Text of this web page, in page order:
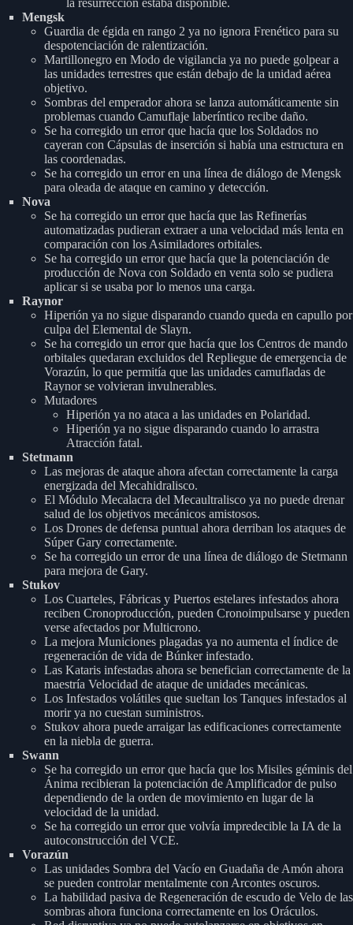
Mengsk
Guardia de égida en rango 2 ya no ignora Frenético para su
despotenciación de ralentización.
Martillonegro en Modo de vigilancia ya no puede golpear a
las unidades terrestres que están debajo de la unidad aérea
objetivo.
Sombras del emperador ahora se lanza automáticamente sin
problemas cuando Camuflaje laberíntico recibe daño.
Se ha corregido un error que hacía que los Soldados no
cayeran con Cápsulas de inserción si había una estructura en
las coordenadas.
Se ha corregido un error en una línea de diálogo de Mengsk
para oleada de ataque en camino y detección.
Nova
Se ha corregido un error que hacía que las Refinerías
automatizadas pudieran extraer a una velocidad más lenta en
comparación con los Asimiladores orbitales.
Se ha corregido un error que hacía que la potenciación de
producción de Nova con Soldado en venta solo se pudiera
aplicar si se usaba por lo menos una carga.
Raynor
Hiperión ya no sigue disparando cuando queda en capullo por
culpa del Elemental de Slayn.
Se ha corregido un error que hacía que los Centros de mando
orbitales quedaran excluidos del Repliegue de emergencia de
Vorazún, lo que permitía que las unidades camufladas de
Raynor se volvieran invulnerables.
Mutadores
Hiperión ya no ataca a las unidades en Polaridad.
Hiperión ya no sigue disparando cuando lo arrastra
Atracción fatal.
Stetmann
Las mejoras de ataque ahora afectan correctamente la carga
energizada del Mecahidralisco.
El Módulo Mecalacra del Mecaultralisco ya no puede drenar
salud de los objetivos mecánicos amistosos.
Los Drones de defensa puntual ahora derriban los ataques de
Súper Gary correctamente.
Se ha corregido un error de una línea de diálogo de Stetmann
para mejora de Gary.
Stukov
Los Cuarteles, Fábricas y Puertos estelares infestados ahora
reciben Cronoproducción, pueden Cronoimpulsarse y pueden
verse afectados por Multicrono.
La mejora Municiones plagadas ya no aumenta el índice de
regeneración de vida de Búnker infestado.
Las Kataris infestadas ahora se benefician correctamente de la
maestría Velocidad de ataque de unidades mecánicas.
Los Infestados volátiles que sueltan los Tanques infestados al
morir ya no cuestan suministros.
Stukov ahora puede arraigar las edificaciones correctamente
en la niebla de guerra.
Swann
Se ha corregido un error que hacía que los Misiles géminis del
Ánima recibieran la potenciación de Amplificador de pulso
dependiendo de la orden de movimiento en lugar de la
velocidad de la unidad.
Se ha corregido un error que volvía impredecible la IA de la
autoconstrucción del VCE.
Vorazún
Las unidades Sombra del Vacío en Guadaña de Amón ahora
se pueden controlar mentalmente con Arcontes oscuros.
La habilidad pasiva de Regeneración de escudo de Velo de las
sombras ahora funciona correctamente en los Oráculos.